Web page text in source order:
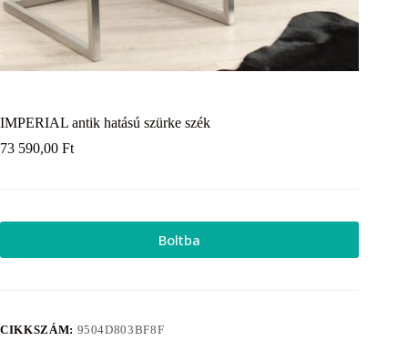
IMPERIAL antik hatású szürke szék
73 590,00 Ft
Boltba
CIKKSZÁM: 9504D803BF8F